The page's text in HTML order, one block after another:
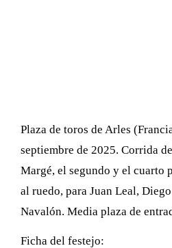
Plaza de toros de Arles
septiembre de 2025. Corrida
Margé, el segundo y el cuarto
al ruedo, para Juan Leal,
Navalón. Media plaza de
Ficha del festejo: